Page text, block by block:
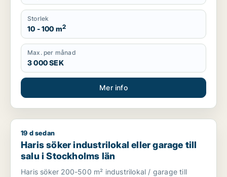
Storlek
10 - 100 m2
Max. per månad
3 000 SEK
Mer info
Haris söker industrilokal eller garage till salu i Stockholms län
19 d sedan
Haris söker industrilokal eller garage till
salu i Stockholms län
Haris söker 200-500 m² industrilokal / garage till